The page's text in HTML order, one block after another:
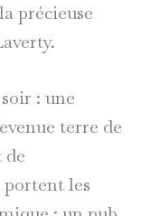
précieuse
: une
terre de
de
portent les